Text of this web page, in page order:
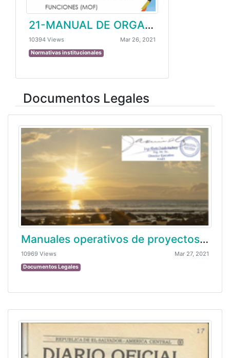
21-MANUAL DE ORGANIZACIÓN
10394 Views Mar 26, 2021
Normativas institucionales
Documentos Legales
Manuales operativos de proyectos 2020
10969 Views Mar 27, 2021
Documentos Legales